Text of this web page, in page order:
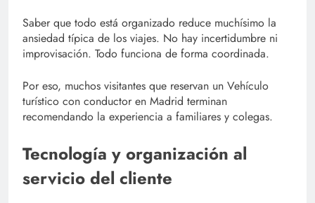
Saber que todo está organizado reduce muchísimo la
ansiedad típica de los viajes. No hay incertidumbre ni
improvisación. Todo funciona de forma coordinada.
Por eso, muchos visitantes que reservan un Vehículo
turístico con conductor en Madrid terminan
recomendando la experiencia a familiares y colegas.
Tecnología y organización al
servicio del cliente